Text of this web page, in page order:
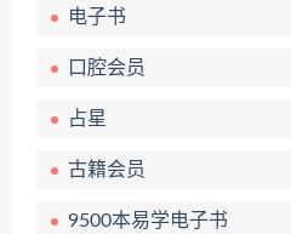
电子书
口腔会员
占星
古籍会员
9500本易学电子书